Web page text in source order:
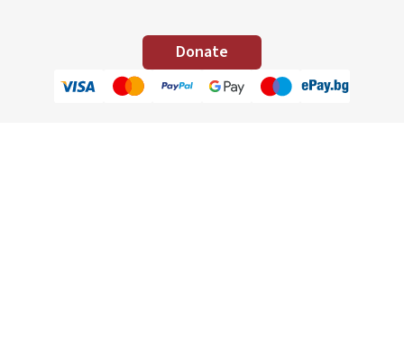
Donate